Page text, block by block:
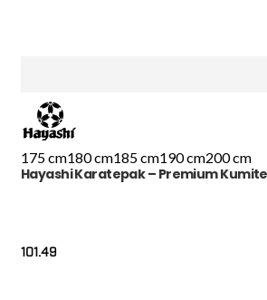
175 cm180 cm185 cm190 cm200 cm
Hayashi Karatepak – Premium
101.49